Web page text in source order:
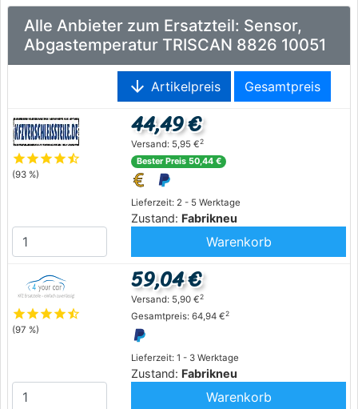
Alle Anbieter zum Ersatzteil: Sensor,
Abgastemperatur TRISCAN 8826 10051
arrow_downward Artikelpreis Gesamtpreis
starstarstarstarstar_half
(93 %)
Lieferzeit: 2 - 5 Werktage
Zustand: Fabrikneu
44,49 €
Versand: 5,95 €2
Bester Preis 50,44 €
Warenkorb
starstarstarstarstar_half
(97 %)
Lieferzeit: 1 - 3 Werktage
Zustand: Fabrikneu
59,04 €
Versand: 5,90 €2
Gesamtpreis: 64,94 €2
Warenkorb